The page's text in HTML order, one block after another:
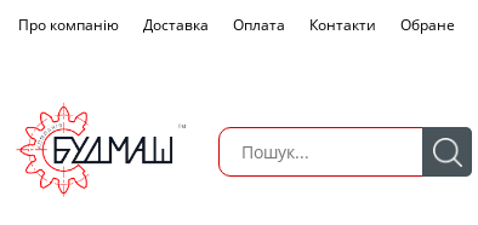
Про компанію Доставка Оплата Контакти Обране